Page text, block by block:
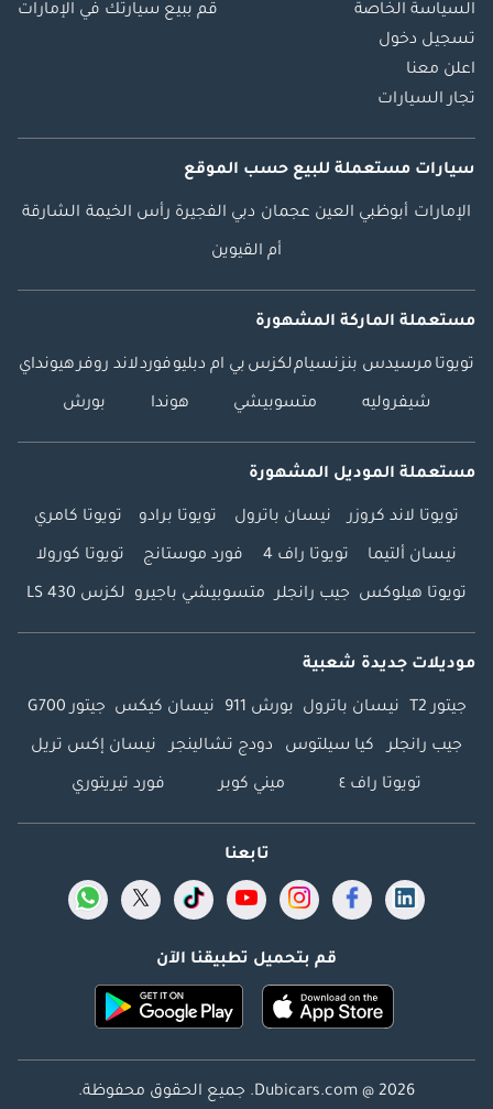
السياسة الخاصة
تسجيل دخول
اعلن معنا
تجار السيارات
قم ببيع سيارتك في الإمارات
سيارات مستعملة للبيع حسب الموقع
الإمارات أبوظبي العين عجمان دبي الفجيرة رأس الخيمة الشارقة
أم القيوين
مستعملة الماركة المشهورة
تويوتا مرسيدس بنزنسياملكزس بي ام دبليوفوردلاند روفرهيونداي
شيفروليه متسوبيشي هوندا بورش
مستعملة الموديل المشهورة
تويوتا لاند كروزر نيسان باترول تويوتا برادو تويوتا كامري
نيسان ألتيما تويوتا راف 4 فورد موستانج تويوتا كورولا
تويوتا هيلوكس جيب رانجلر متسوبيشي باجيرو لكزس LS 430
موديلات جديدة شعبية
جيتور T2 نيسان باترول بورش 911 نيسان كيكس جيتور G700
جيب رانجلر كيا سيلتوس دودج تشالينجر نيسان إكس تريل
تويوتا راف ٤ ميني كوبر فورد تيريتوري
تابعنا
قم بتحميل تطبيقنا الآن
Dubicars.com @ 2026. جميع الحقوق محفوظة.